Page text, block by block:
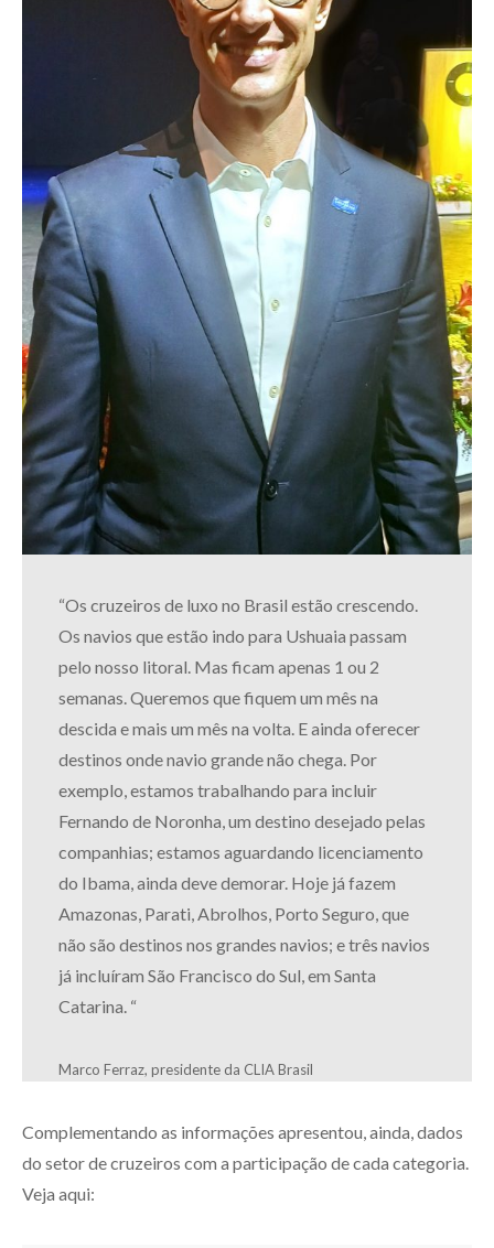
“Os cruzeiros de luxo no Brasil estão crescendo.
Os navios que estão indo para Ushuaia passam
pelo nosso litoral. Mas ficam apenas 1 ou 2
semanas.Queremos que fiquem um mês na
descida e mais um mês na volta. E ainda oferecer
destinos onde navio grande não chega. Por
exemplo, estamos trabalhando para incluir
Fernando de Noronha, um destino desejado pelas
companhias; estamos aguardando licenciamento
do Ibama, ainda deve demorar. Hoje já fazem
Amazonas, Parati, Abrolhos, Porto Seguro, que
não são destinos nos grandes navios; e três navios
já incluíram São Francisco do Sul, em Santa
Catarina. “
Marco Ferraz, presidente da CLIA Brasil
Complementando as informações apresentou, ainda, dados
do setor de cruzeiros com a participação de cada categoria.
Veja aqui: